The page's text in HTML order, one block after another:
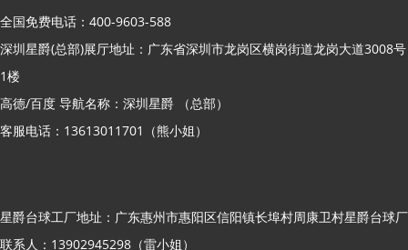
全国免费电话：400-9603-588
深圳星爵(总部)展厅地址：广东省深圳市龙岗区横岗街道龙岗大道3008号
1楼
高德/百度 导航名称：深圳星爵 （总部）
客服电话：13613011701（熊小姐）
星爵台球工厂地址：广东惠州市惠阳区信阳镇长埠村周康卫村星爵台球厂
联系人：13902945298（雷小姐）